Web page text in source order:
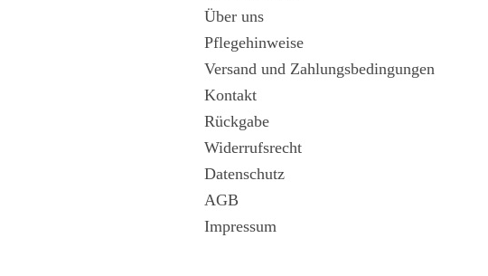
Über uns
Pflegehinweise
Versand und Zahlungsbedingungen
Kontakt
Rückgabe
Widerrufsrecht
Datenschutz
AGB
Impressum